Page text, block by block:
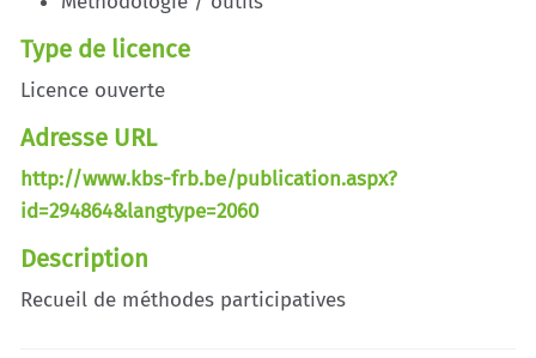
Type de licence
Licence ouverte
Adresse URL
http://www.kbs-frb.be/publication.aspx?
id=294864&langtype=2060
Description
Recueil de méthodes participatives